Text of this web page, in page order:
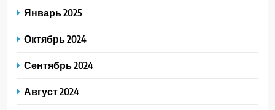
Январь 2025
Октябрь 2024
Сентябрь 2024
Август 2024